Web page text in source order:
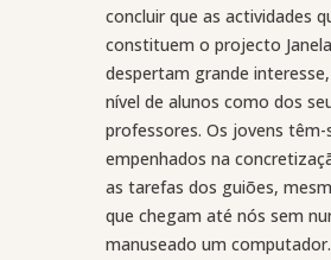
concluir que as actividades
constituem o projecto
despertam grande
nível de alunos como dos
professores. Os jovens têm-
empenhados na
as tarefas dos guiões,
que chegam até nós sem
manuseado um